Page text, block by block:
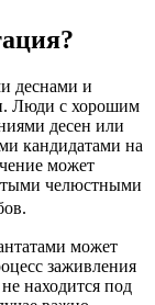
деснами и
Люди с хорошим
десен или
кандидатами на
может
челюстными
может
заживления
находится под